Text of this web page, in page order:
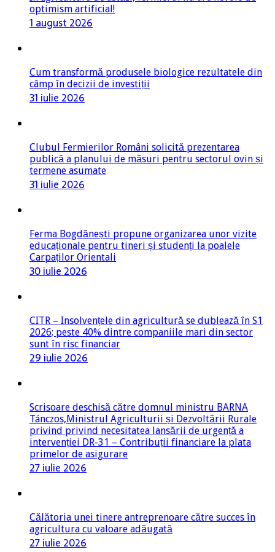
optimism artificial!
1 august 2026
Cum transformă produsele biologice rezultatele din
câmp în decizii de investiții
31 iulie 2026
Clubul Fermierilor Români solicită prezentarea
publică a planului de măsuri pentru sectorul ovin și
termene asumate
31 iulie 2026
Ferma Bogdănești propune organizarea unor vizite
educaționale pentru tineri și studenți la poalele
Carpaților Orientali
30 iulie 2026
CITR – Insolvențele din agricultură se dublează în S1
2026; peste 40% dintre companiile mari din sector
sunt în risc financiar
29 iulie 2026
Scrisoare deschisă către domnul ministru BARNA
Tánczos,Ministrul Agriculturii și Dezvoltării Rurale
privind privind necesitatea lansării de urgență a
intervenției DR-31 – Contribuții financiare la plata
primelor de asigurare
27 iulie 2026
Călătoria unei tinere antreprenoare către succes în
agricultura cu valoare adăugată
27 iulie 2026